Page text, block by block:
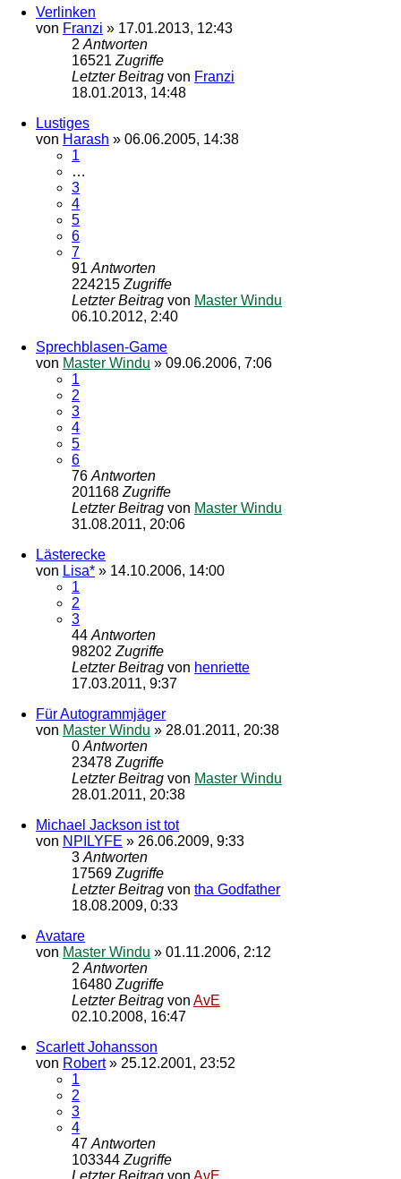
Verlinken
von Franzi » 17.01.2013, 12:43
2 Antworten
16521 Zugriffe
Letzter Beitrag von Franzi
18.01.2013, 14:48
Lustiges
von Harash » 06.06.2005, 14:38
1
…
3
4
5
6
7
91 Antworten
224215 Zugriffe
Letzter Beitrag von Master Windu
06.10.2012, 2:40
Sprechblasen-Game
von Master Windu » 09.06.2006, 7:06
1
2
3
4
5
6
76 Antworten
201168 Zugriffe
Letzter Beitrag von Master Windu
31.08.2011, 20:06
Lästerecke
von Lisa* » 14.10.2006, 14:00
1
2
3
44 Antworten
98202 Zugriffe
Letzter Beitrag von henriette
17.03.2011, 9:37
Für Autogrammjäger
von Master Windu » 28.01.2011, 20:38
0 Antworten
23478 Zugriffe
Letzter Beitrag von Master Windu
28.01.2011, 20:38
Michael Jackson ist tot
von NPILYFE » 26.06.2009, 9:33
3 Antworten
17569 Zugriffe
Letzter Beitrag von tha Godfather
18.08.2009, 0:33
Avatare
von Master Windu » 01.11.2006, 2:12
2 Antworten
16480 Zugriffe
Letzter Beitrag von AvE
02.10.2008, 16:47
Scarlett Johansson
von Robert» 25.12.2001, 23:52
1
2
3
4
47 Antworten
103344 Zugriffe